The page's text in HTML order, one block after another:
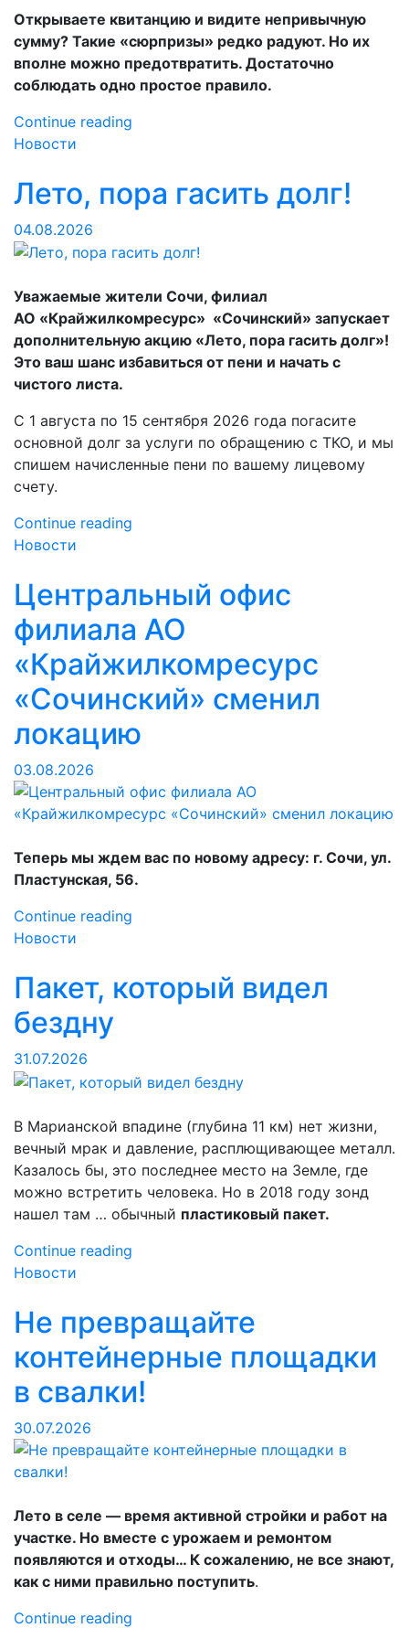
Открываете квитанцию и видите непривычную
сумму? Такие «сюрпризы» редко радуют. Но их
вполне можно предотвратить. Достаточно
соблюдать одно простое правило.
Continue reading
квитанциях:
как
лишних
за
вывоз
мусора»
Новости
Лето, пора гасить долг!
04.08.2026
Уважаемые жители Сочи, филиал
АО «Крайжилкомресурс» «Сочинский» запускает
дополнительную акцию «Лето, пора гасить долг»!
Это ваш шанс избавиться от пени и начать с
чистого листа.
С 1 августа по 15 сентября 2026 года погасите
основной долг за услуги по обращению с ТКО, и мы
спишем начисленные пени по вашему лицевому
счету.
Continue reading
долг!»
Новости
Центральный офис
филиала АО
«Крайжилкомресурс
«Сочинский» сменил
локацию
03.08.2026
Теперь мы ждем вас по новому адресу: г. Сочи, ул.
Пластунская, 56.
Continue reading
АО
«Крайжилкомресурс
Новости
Пакет, который видел
бездну
31.07.2026
В Марианской впадине (глубина 11 км) нет жизни,
вечный мрак и давление, расплющивающее металл.
Казалось бы, это последнее место на Земле, где
можно встретить человека. Но в 2018 году зонд
нашел там … обычный пластиковый пакет.
Continue reading
бездну»
Новости
Не превращайте
контейнерные площадки
в свалки!
30.07.2026
Лето в селе — время активной стройки и работ на
участке. Но вместе с урожаем и ремонтом
появляются и отходы… К сожалению, не все знают,
как с ними правильно поступить.
Continue reading